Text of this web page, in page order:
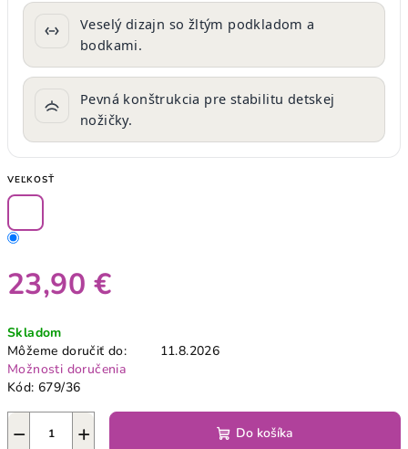
Veselý dizajn so žltým podkladom a
bodkami.
Pevná konštrukcia pre stabilitu detskej
nožičky.
VEĽKOSŤ
23,90 €
cena:
Skladom
Môžeme doručiť do:
11.8.2026
Možnosti doručenia
Kód: 679/36
+
− Do košíka